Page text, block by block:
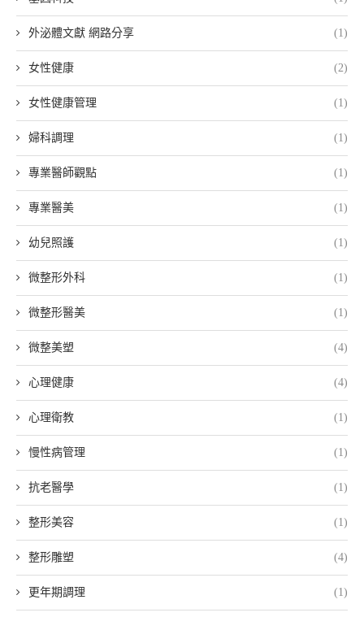
外泌體文獻 網路分享 (1)
女性健康 (2)
女性健康管理 (1)
婦科調理 (1)
專業醫師觀點 (1)
專業醫美 (1)
幼兒照護 (1)
微整形外科 (1)
微整形醫美 (1)
微整美塑 (4)
心理健康 (4)
心理衛教 (1)
慢性病管理 (1)
抗老醫學 (1)
整形美容 (1)
整形雕塑 (4)
更年期調理 (1)